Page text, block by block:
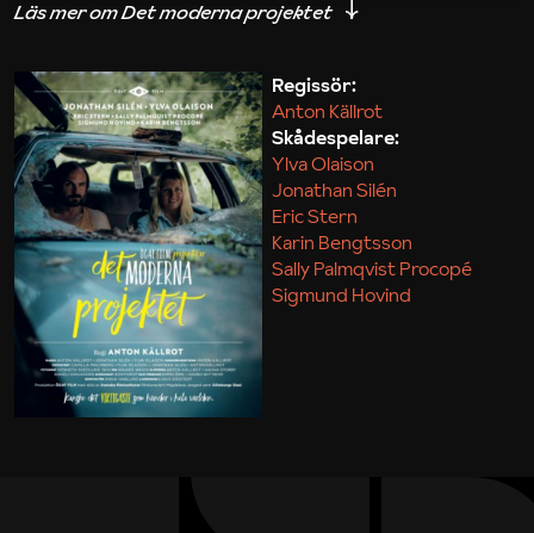
iakttagelser om hur svårt det kan vara att omsätta
Maja Kekonius
Regissör:
Anton Källrot
Skådespelare:
Ylva Olaison
Jonathan Silén
Eric Stern
Karin Bengtsson
Sally Palmqvist Procopé
Sigmund Hovind